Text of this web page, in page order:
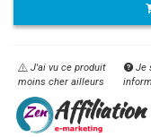
J'ai vu ce produit
moins cher ailleurs
Je